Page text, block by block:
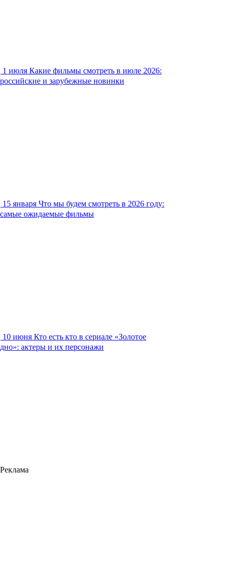
1 июля Какие фильмы смотреть в июле 2026:
российские и зарубежные новинки
15 января Что мы будем смотреть в 2026 году:
самые ожидаемые фильмы
10 июня Кто есть кто в сериале «Золотое
дно»: актеры и их персонажи
Реклама